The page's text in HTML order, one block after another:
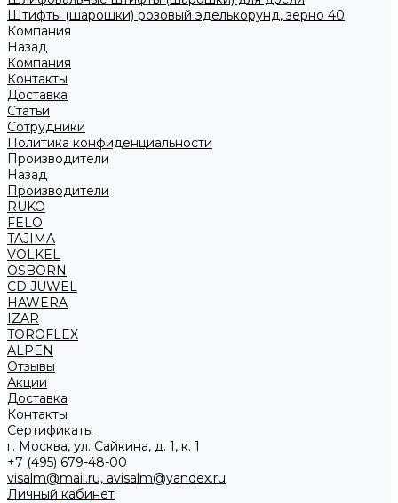
Штифты (шарошки) розовый эделькорунд, зерно 40
Компания
Назад
Компания
Контакты
Доставка
Статьи
Сотрудники
Политика конфиденциальности
Производители
Назад
Производители
RUKO
FELO
TAJIMA
VOLKEL
OSBORN
CD JUWEL
HAWERA
IZAR
TOROFLEX
ALPEN
Отзывы
Акции
Доставка
Контакты
Сертификаты
г. Москва, ул. Сайкина, д. 1, к. 1
+7 (495) 679-48-00
visalm@mail.ru, avisalm@yandex.ru
Личный кабинет